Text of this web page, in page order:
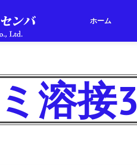
ホーム
溶接3